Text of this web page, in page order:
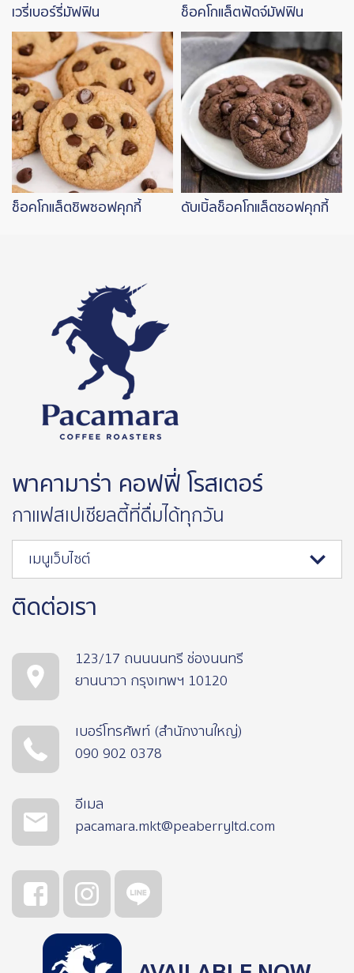
เวรี่เบอร์รี่มัฟฟิน
ช็อคโกแล็ตฟัดจ์มัฟฟิน
Image
ช็อคโกแล็ตชิพซอฟคุกกี้
Image
ดับเบิ้ลช็อคโกแล็ตซอฟคุกกี้
พาคามาร่า คอฟฟี่ โรสเตอร์
กาแฟสเปเชียลตี้ที่ดื่มได้ทุกวัน
เมนูเว็บไซต์
ติดต่อเรา
123/17 ถนนนนทรี ช่องนนทรี
ยานนาวา กรุงเทพฯ 10120
เบอร์โทรศัพท์ (สำนักงานใหญ่)
090 902 0378
อีเมล
pacamara.mkt@peaberryltd.com